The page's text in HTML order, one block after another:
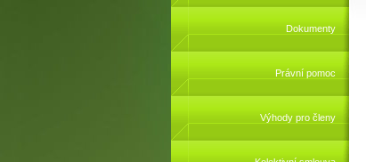
Dokumenty
Právní pomoc
Výhody pro členy